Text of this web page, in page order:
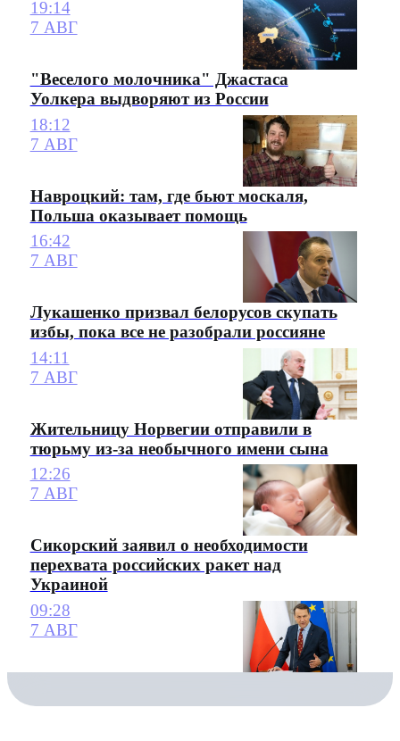
19:14
7 АВГ
"Веселого молочника" Джастаса
Уолкера выдворяют из России
18:12
7 АВГ
Навроцкий: там, где бьют москаля,
Польша оказывает помощь
16:42
7 АВГ
Лукашенко призвал белорусов скупать
избы, пока все не разобрали россияне
14:11
7 АВГ
Жительницу Норвегии отправили в
тюрьму из-за необычного имени сына
12:26
7 АВГ
Сикорский заявил о необходимости
перехвата российских ракет над
Украиной
09:28
7 АВГ